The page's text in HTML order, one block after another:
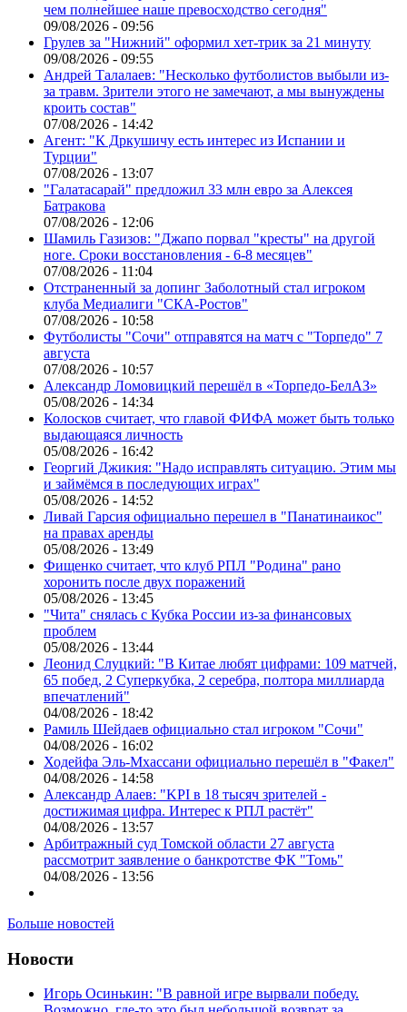
чем полнейшее наше превосходство сегодня"
09/08/2026 - 09:56
Грулев за "Нижний" оформил хет-трик за 21 минуту
09/08/2026 - 09:55
Андрей Талалаев: "Несколько футболистов выбыли из-
за травм. Зрители этого не замечают, а мы вынуждены
кроить состав"
07/08/2026 - 14:42
Агент: "К Дркушичу есть интерес из Испании и
Турции"
07/08/2026 - 13:07
"Галатасарай" предложил 33 млн евро за Алексея
Батракова
07/08/2026 - 12:06
Шамиль Газизов: "Джапо порвал "кресты" на другой
ноге. Сроки восстановления - 6-8 месяцев"
07/08/2026 - 11:04
Отстраненный за допинг Заболотный стал игроком
клуба Медиалиги "СКА-Ростов"
07/08/2026 - 10:58
Футболисты "Сочи" отправятся на матч с "Торпедо" 7
августа
07/08/2026 - 10:57
Александр Ломовицкий перешёл в «Торпедо-БелАЗ»
05/08/2026 - 14:34
Колосков считает, что главой ФИФА может быть только
выдающаяся личность
05/08/2026 - 16:42
Георгий Джикия: "Надо исправлять ситуацию. Этим мы
и займёмся в последующих играх"
05/08/2026 - 14:52
Ливай Гарсия официально перешел в "Панатинаикос"
на правах аренды
05/08/2026 - 13:49
Фищенко считает, что клуб РПЛ "Родина" рано
хоронить после двух поражений
05/08/2026 - 13:45
"Чита" снялась с Кубка России из-за финансовых
проблем
05/08/2026 - 13:44
Леонид Слуцкий: "В Китае любят цифрами: 109 матчей,
65 побед, 2 Суперкубка, 2 серебра, полтора миллиарда
впечатлений"
04/08/2026 - 18:42
Рамиль Шейдаев официально стал игроком "Сочи"
04/08/2026 - 16:02
Ходейфа Эль-Мхассани официально перешёл в "Факел"
04/08/2026 - 14:58
Александр Алаев: "KPI в 18 тысяч зрителей -
достижимая цифра. Интерес к РПЛ растёт"
04/08/2026 - 13:57
Арбитражный суд Томской области 27 августа
рассмотрит заявление о банкротстве ФК "Томь"
04/08/2026 - 13:56
Больше новостей
Новости
Игорь Осинькин: "В равной игре вырвали победу.